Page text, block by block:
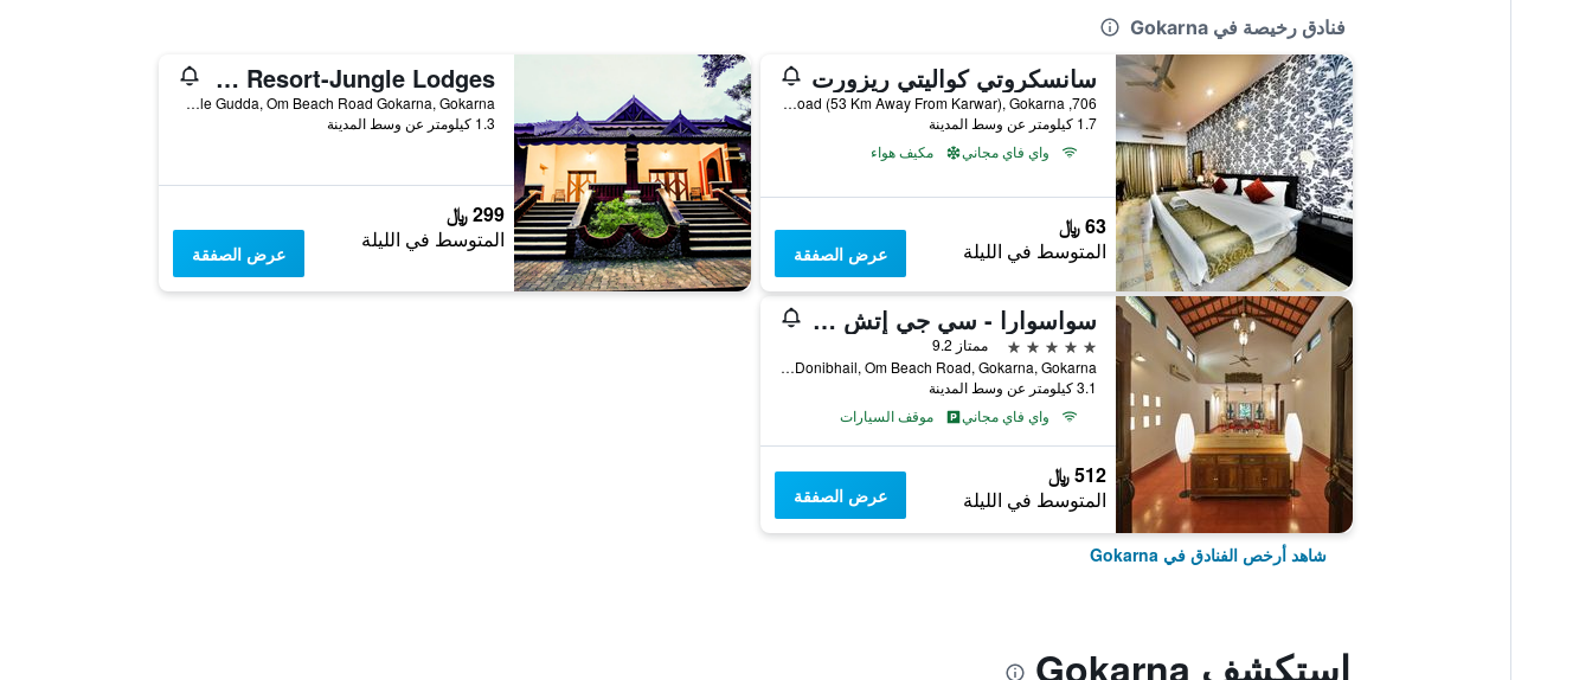
فنادق رخيصة في Gokarna
سانسكروتي كواليتي ريزورت
706, Banglegodda, Melinkeri, Om Beach Road (53 Km Away From Karwar), Gokarna, الهند
1.7 كيلومتر عن وسط المدينة
واي فاي مجاني
مكيف هواء
63 ﷼
المتوسط في الليلة عرض الصفقة
Om Beach Resort-Jungle Lodges
Bungle Gudda, Om Beach Road Gokarna, Gokarna, الهند
1.3 كيلومتر عن وسط المدينة
299 ﷼
المتوسط في الليلة
عرض الصفقة
سواسوارا - سي جي إتش إيرث
5 نجوم
ممتاز 9.2
Donibhail, Om Beach Road, Gokarna, Gokarna, الهند
3.1 كيلومتر عن وسط المدينة
واي فاي مجاني
موقف السيارات
512 ﷼
المتوسط في الليلة عرض الصفقة
شاهد أرخص الفنادق في Gokarna
استكشف Gokarna